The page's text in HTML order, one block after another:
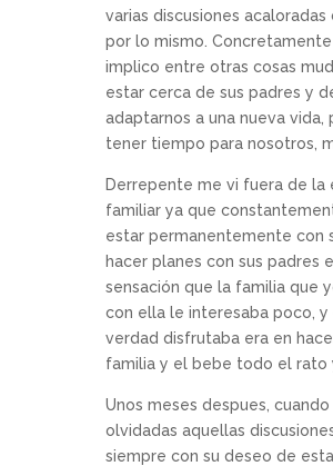
varias discusiones acaloradas
por lo mismo.
implico entre otras cosas
estar cerca de sus padres y
adaptarnos a una nueva vida,
tener tiempo para nosotros,
Derrepente me vi fuera de la
familiar ya que
estar permanentemente con
hacer planes con sus padres
sensación que la familia que
con ella le interesaba poco, y
verdad disfrutaba era en
familia y el bebe todo el rato
Unos meses despues,
olvidadas aquellas
siempre con su deseo de